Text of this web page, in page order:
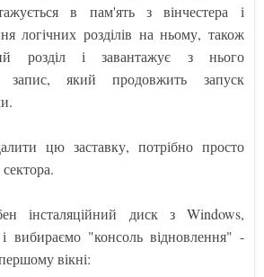
в пам'ять з вінчестера і
логічних розділів на ньому, також
розділ і завантажує з нього
запис, який продовжить запуск
цю заставку, потрібно просто
інсталяційний диск з Windows,
вибираємо "консоль відновлення" -
вікні: